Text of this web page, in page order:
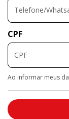
CPF
Ao informar meus